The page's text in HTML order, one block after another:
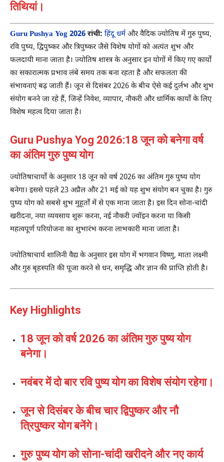
तिथियां।
Guru Pushya Yog 2026 रांची: हिंदू धर्मऔर वैदिक ज्योतिष में गुरु पुष्य,
रवि पुष्य, द्विपुष्कर और त्रिपुष्कर जैसे विशेष योगों को अत्यंत शुभ और
फलदायी माना जाता है। ज्योतिष शास्त्र के अनुसार इन योगों में किए गए कार्यों
का सकारात्मक प्रभाव लंबे समय तक बना रहता है और सफलता की
संभावनाएं बढ़ जाती हैं। जून से दिसंबर 2026 के बीच ऐसे कई दुर्लभ और शुभ
संयोग बनने जा रहे हैं, जिन्हें निवेश, व्यापार, नौकरी और धार्मिक कार्यों के लिए
विशेष महत्व दिया जाता है।
Guru Pushya Yog 2026:18 जून को बनेगा वर्ष
का अंतिम गुरु पुष्य योग
ज्योतिषाचार्यों के अनुसार 18 जून को वर्ष 2026 का अंतिम गुरु पुष्य योग
बनेगा। इससे पहले 23 अप्रैल और 21 मई को यह शुभ संयोग बन चुका है। गुरु
पुष्य योग को सबसे शुभ मुहूर्तों में से एक माना जाता है। इस दिन सोना-चांदी
खरीदना, नया व्यवसाय शुरू करना, नई नौकरी ज्वॉइन करना या किसी
महत्वपूर्ण परियोजना का शुभारंभ करना लाभकारी माना जाता है।
ज्योतिषाचार्य शालिनी वैद्य के अनुसार इस योग में भगवान विष्णु, माता लक्ष्मी
और गुरु बृहस्पति की पूजा करने से धन, समृद्धि और ज्ञान की प्राप्ति होती है।
Key Highlights
18 जून को वर्ष 2026 का अंतिम गुरु पुष्य योग
बनेगा।
नवंबर में दो बार रवि पुष्य योग का विशेष संयोग रहेगा।
जून से दिसंबर के बीच चार द्विपुष्कर और नौ
त्रिपुष्कर योग बनेंगे।
गुरु पुष्य योग को सोना-चांदी खरीदने और नए कार्य